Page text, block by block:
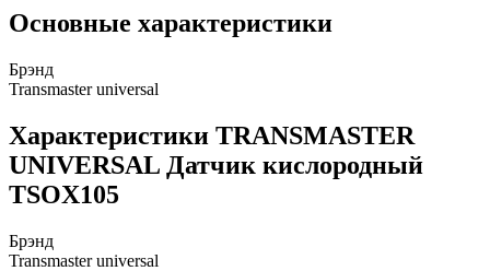
Основные характеристики
Брэнд
Transmaster universal
Характеристики TRANSMASTER
UNIVERSAL Датчик кислородный
TSOX105
Брэнд
Transmaster universal